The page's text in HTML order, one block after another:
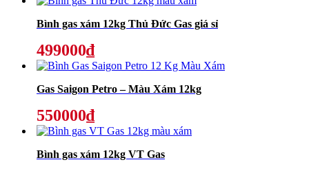
Bình gas xám 12kg Thủ Đức Gas giá sỉ
499000₫
Gas Saigon Petro – Màu Xám 12kg
550000₫
Bình gas xám 12kg VT Gas